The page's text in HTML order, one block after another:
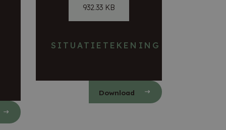
932.33 KB
SITUATIETEKENING